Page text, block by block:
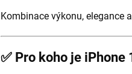
Kombinace výkonu, elegance
✅ Pro koho je iPhone